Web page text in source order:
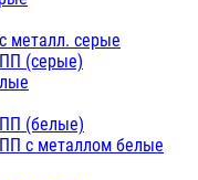
металл. серые
(серые)
(белые)
с металлом белые